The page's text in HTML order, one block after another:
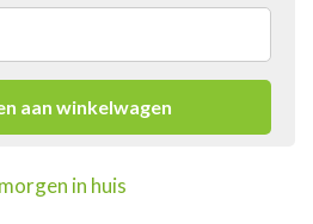
aan winkelwagen
in huis